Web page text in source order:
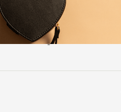
Cashback
Trabalhe Conosco
Catálogo